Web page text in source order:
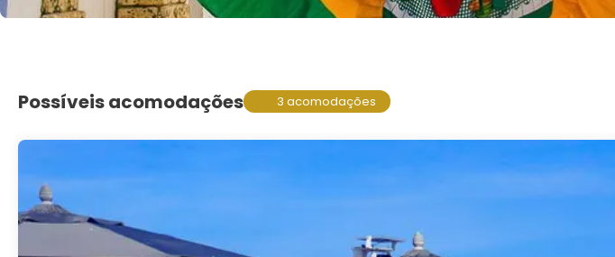
Possíveis acomodações 3 acomodações